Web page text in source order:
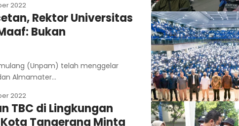
2022
Rektor Universitas
Bukan
(Unpam) telah menggelar
Almamater…
2022
TBC di Lingkungan
Tangerang Minta